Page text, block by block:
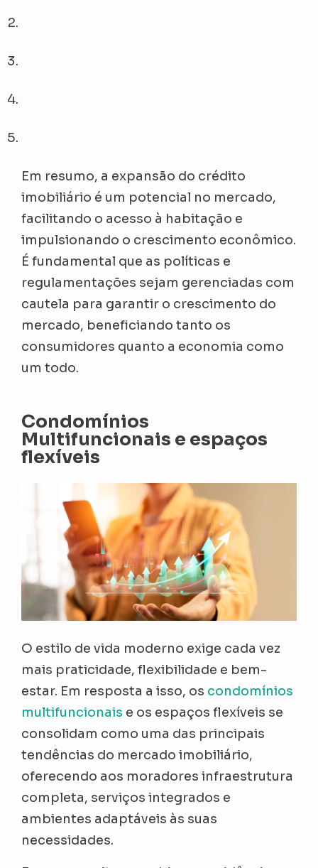
Em resumo, a expansão do crédito
imobiliário é um potencial no mercado,
facilitando o acesso à habitação e
impulsionando o crescimento econômico.
É fundamental que as políticas e
regulamentações sejam gerenciadas com
cautela para garantir o crescimento do
mercado, beneficiando tanto os
consumidores quanto a economia como
um todo.
Condomínios
Multifuncionais e espaços
flexíveis
O estilo de vida moderno exige cada vez
mais praticidade, flexibilidade e bem-
estar. Em resposta a isso, os condomínios
multifuncionais e os espaços flexíveis se
consolidam como uma das principais
tendências do mercado imobiliário,
oferecendo aos moradores infraestrutura
completa, serviços integrados e
ambientes adaptáveis às suas
necessidades.